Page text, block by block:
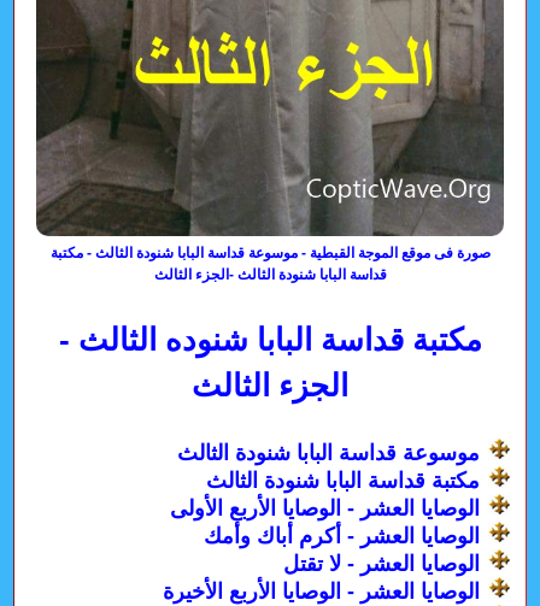
صورة فى موقع الموجة القبطية - موسوعة قداسة البابا شنودة الثالث - مكتبة
قداسة البابا شنودة الثالث -الجزء الثالث
مكتبة قداسة البابا شنوده الثالث -
الجزء الثالث
موسوعة قداسة البابا شنودة الثالث
مكتبة قداسة البابا شنودة الثالث
الوصايا العشر - الوصايا الأربع الأولى
الوصايا العشر - أكرم أباك وأمك
الوصايا العشر - لا تقتل
الوصايا العشر - الوصايا الأربع الأخيرة